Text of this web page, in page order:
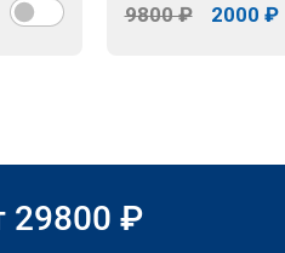
9800 ₽ 2000 ₽
29800 ₽